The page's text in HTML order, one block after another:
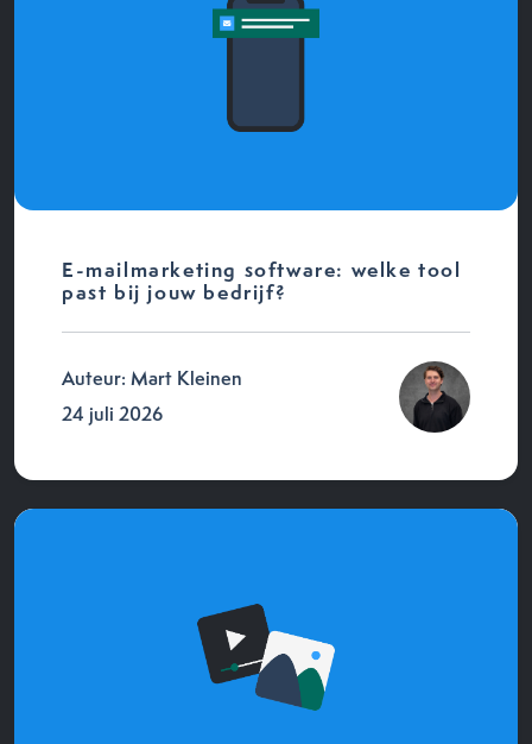
E-mailmarketing software: welke tool
past bij jouw bedrijf?
Auteur: Mart Kleinen
24 juli 2026